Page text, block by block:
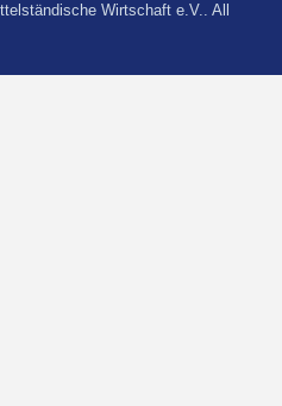
Wirtschaft e.V.. All